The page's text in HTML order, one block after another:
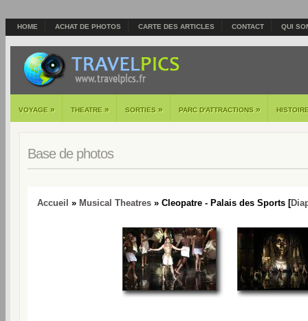
HOME ACHAT DE PHOTOS CARTE DES ARTICLES CONTACT QUI
VOYAGE » THEATRE » SORTIES » PARC D'ATTRACTIONS »
Base de photos
Accueil » Musical Theatres » Cleopatre - Palais des Sports [